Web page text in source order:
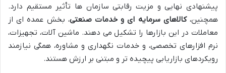
پیشنهادی نهایی و مزیت رقابتی سازمان ها تأثیر مستقیم دارد.
همچنین،کالاهای سرمایه ای و خدمات صنعتی، بخش عمده ای از
معاملات در این بازارها را تشکیل می دهند. ماشین آلات، تجهیزات،
نرم افزارهای تخصصی، و خدمات نگهداری و مشاوره، همگی نیازمند
رویکردهای بازاریابی پیچیده تر و مبتنی بر ارزش هستند.